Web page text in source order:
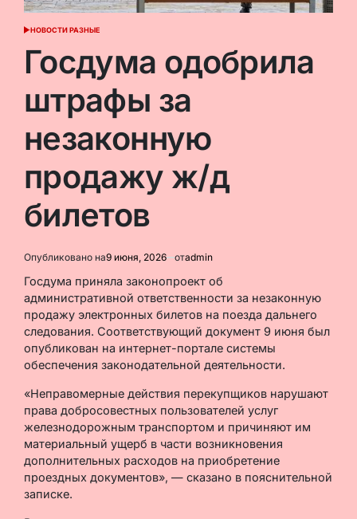
ОПУБЛИКОВАНО
НОВОСТИ РАЗНЫЕ
Госдума одобрила
штрафы за
незаконную
продажу ж/д
билетов
Опубликовано на9 июня, 2026 отadmin
Госдума приняла законопроект об
административной ответственности за незаконную
продажу электронных билетов на поезда дальнего
следования. Соответствующий документ 9 июня был
опубликован на интернет-портале системы
обеспечения законодательной деятельности.
«Неправомерные действия перекупщиков нарушают
права добросовестных пользователей услуг
железнодорожным транспортом и причиняют им
материальный ущерб в части возникновения
дополнительных расходов на приобретение
проездных документов», — сказано в пояснительной
записке.